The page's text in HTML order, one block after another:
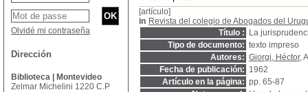
[artículo]
in Revista del colegio de Abogados del
Título :
La
Tipo de documento: texto impreso
Autores: Giorgi, Héctor,
Fecha de publicación: 1962
Artículo en la página: pp. 65-87
Olvidé mi contraseña
Dirección
Biblioteca | Montevideo
Zelmar Michelini 1220 C.P